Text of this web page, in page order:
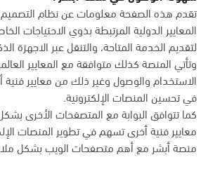
تقدم هذه الصفحة معلومات عن نظام
المعايير الدولية المرتبطة بذوي الاحتياجات
لتقديم الخدمة المتاحة، والتنقل عبر الاجهزة
وتأتي المنصة كذلك متوافقة مع المعايير
الاستخدام والوصول وغير ذلك من معايير
في تحسين المنصات الإلكترونية.
كما تتوافق البوابة مع المتصفحات الأخرى
معايير فنية أخرى تسهم في تطوير المنصات
منصة أبشر مع أهم متصفحات الويب بشكل